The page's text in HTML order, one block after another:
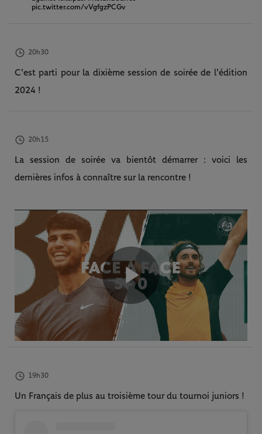
pic.twitter.com/vVgfgzPCGv
20h30
C'est parti pour la dixième session de soirée de l'édition
2024 !
20h15
La session de soirée va bientôt démarrer : voici les
dernières infos à connaître sur la rencontre !
Play
19h30
Un Français de plus au troisième tour du tournoi juniors !